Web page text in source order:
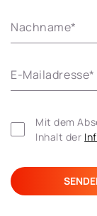
Nachname*
E-Mailadresse*
Mit dem
Inhalt der